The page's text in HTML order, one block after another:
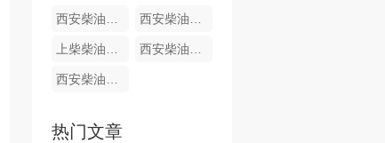
西安柴油发电机组玉柴柴油发电机组 西安柴油发电机组康明斯
上柴柴油发电机组 西安柴油发电机组韩国斗山
西安柴油发电机组沃尔沃
热门文章